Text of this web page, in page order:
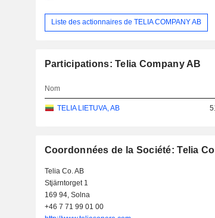
Liste des actionnaires de TELIA COMPANY AB
Participations: Telia Company AB
Nom
TELIA LIETUVA, AB
Coordonnées de la Société: Telia
Telia Co. AB
Stjärntorget 1
169 94, Solna
+46 7 71 99 01 00